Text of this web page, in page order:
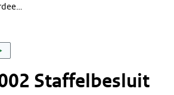
Staffelbesluit